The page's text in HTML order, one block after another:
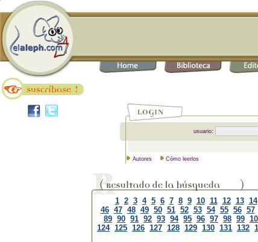
usuario:
Autores Cómo leerlos
1 2 3 4 5 6 7 8 9 10 11 12 13 14
46 47 48 49 50 51 52 53 54 55 56 57
89 90 91 92 93 94 95 96 97 98 99
124 125 126 127 128 129 130 131 132